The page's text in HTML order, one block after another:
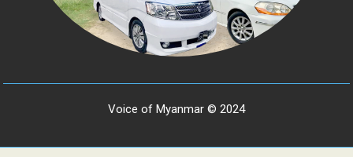
Voice of Myanmar © 2024